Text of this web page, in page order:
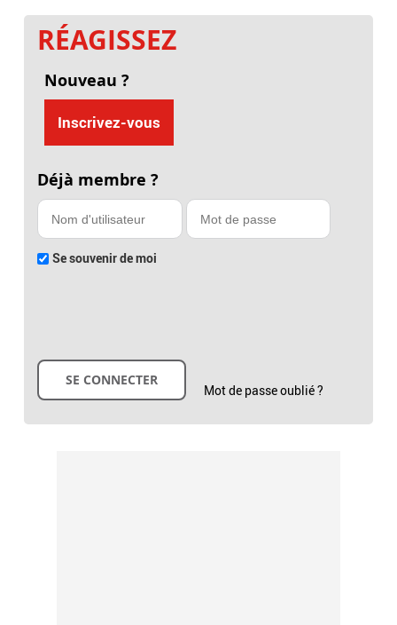
RÉAGISSEZ
Nouveau ?
Inscrivez-vous
Déjà membre ?
Se souvenir de moi
Mot de passe oublié ?